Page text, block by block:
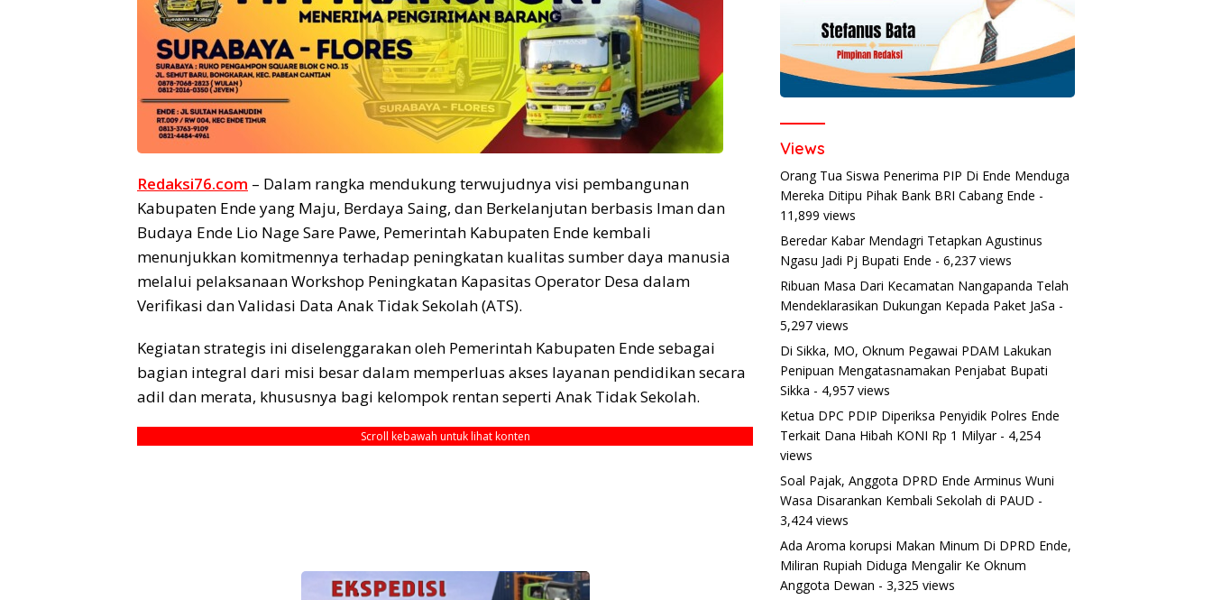
Redaksi76.com – Dalam rangka mendukung terwujudnya visi pembangunan
Kabupaten Ende yang Maju, Berdaya Saing, dan Berkelanjutan berbasis Iman dan
Budaya Ende Lio Nage Sare Pawe, Pemerintah Kabupaten Ende kembali
menunjukkan komitmennya terhadap peningkatan kualitas sumber daya manusia
melalui pelaksanaan Workshop Peningkatan Kapasitas Operator Desa dalam
Verifikasi dan Validasi Data Anak Tidak Sekolah (ATS).
Kegiatan strategis ini diselenggarakan oleh Pemerintah Kabupaten Ende sebagai
bagian integral dari misi besar dalam memperluas akses layanan pendidikan secara
adil dan merata, khususnya bagi kelompok rentan seperti Anak Tidak Sekolah.
Scroll kebawah untuk lihat konten
Views
Orang Tua Siswa Penerima PIP Di Ende Menduga
Mereka Ditipu Pihak Bank BRI Cabang Ende -
11,899 views
Beredar Kabar Mendagri Tetapkan Agustinus
Ngasu Jadi Pj Bupati Ende - 6,237 views
Ribuan Masa Dari Kecamatan Nangapanda Telah
Mendeklarasikan Dukungan Kepada Paket JaSa -
5,297 views
Di Sikka, MO, Oknum Pegawai PDAM Lakukan
Penipuan Mengatasnamakan Penjabat Bupati
Sikka - 4,957 views
Ketua DPC PDIP Diperiksa Penyidik Polres Ende
Terkait Dana Hibah KONI Rp 1 Milyar- 4,254
views
Soal Pajak, Anggota DPRD Ende Arminus Wuni
Wasa Disarankan Kembali Sekolah di PAUD -
3,424 views
Ada Aroma korupsi Makan Minum Di DPRD Ende,
Miliran Rupiah Diduga Mengalir Ke Oknum
Anggota Dewan - 3,325 views